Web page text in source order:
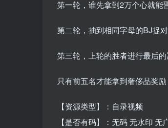
第一轮，谁先拿到2万个心就能
第二轮，抽到相同字母的BJ捉
第三轮，上轮的胜者进行最后
只有前五名才能拿到奢侈品奖
【资源类型】：自录视频
【是否有码】：无码 无水印 无